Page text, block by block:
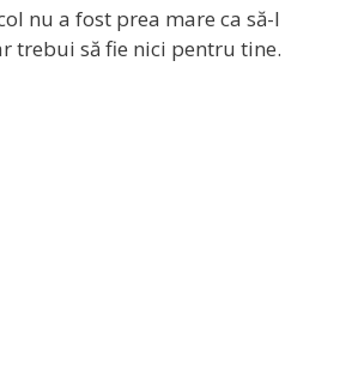
nu a fost prea mare ca să-l
trebui să fie nici pentru tine.